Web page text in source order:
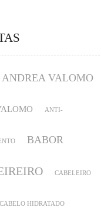
ANDREA VALOMO
ANTI-
BABOR
CABELEIRO
CABELO HIDRATADO